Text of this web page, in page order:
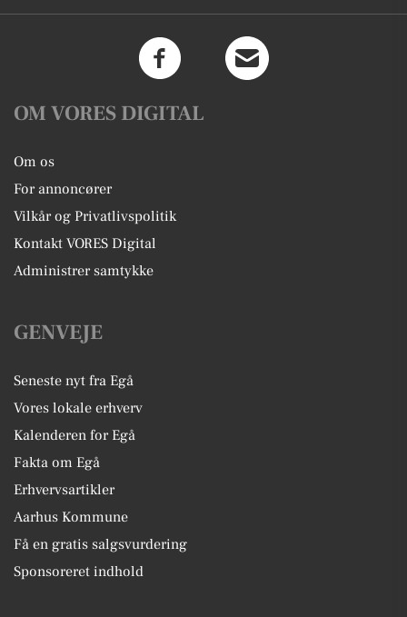
OM VORES DIGITAL
Om os
For annoncører
Vilkår og Privatlivspolitik
Kontakt VORES Digital
Administrer samtykke
GENVEJE
Seneste nyt fra Egå
Vores lokale erhverv
Kalenderen for Egå
Fakta om Egå
Erhvervsartikler
Aarhus Kommune
Få en gratis salgsvurdering
Sponsoreret indhold